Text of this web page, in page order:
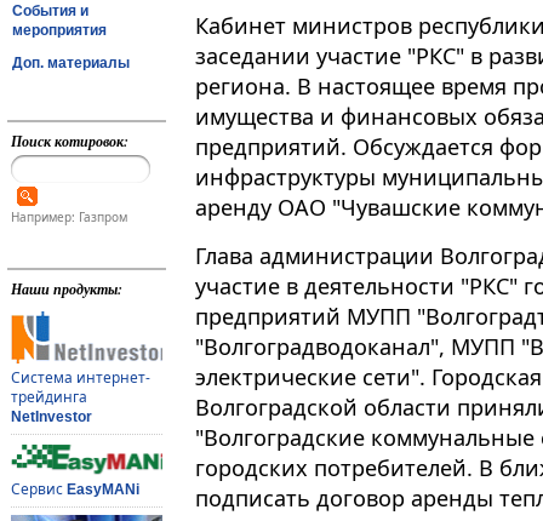
События и
мероприятия
Доп. материалы
Поиск котировок:
Например: Газпром
Наши продукты:
Система интернет-
трейдинга
NetInvestor
Сервис EasyMANi
Кабинет министров
заседании участие "РКС" в
региона. В настоящее время
имущества и финансовых
предприятий. Обсуждается
инфраструктуры
аренду ОАО "Чувашские
Глава администрации
участие в деятельности "РКС"
предприятий МУПП
"Волгоградводоканал", МУПП
электрические сети".
Волгоградской области
"Волгоградские
городских потребителей. В
подписать договор аренды